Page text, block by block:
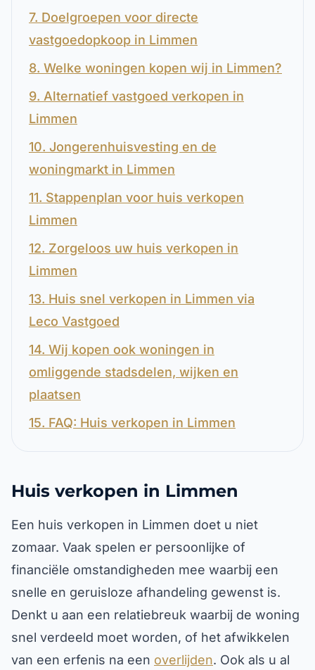
7. Doelgroepen voor directe
vastgoedopkoop in Limmen
8. Welke woningen kopen wij in Limmen?
9. Alternatief vastgoed verkopen in
Limmen
10. Jongerenhuisvesting en de
woningmarkt in Limmen
11. Stappenplan voor huis verkopen
Limmen
12. Zorgeloos uw huis verkopen in
Limmen
13. Huis snel verkopen in Limmen via
Leco Vastgoed
14. Wij kopen ook woningen in
omliggende stadsdelen, wijken en
plaatsen
15. FAQ: Huis verkopen in Limmen
Huis verkopen in Limmen
Een huis verkopen in Limmen doet u niet
zomaar. Vaak spelen er persoonlijke of
financiële omstandigheden mee waarbij een
snelle en geruisloze afhandeling gewenst is.
Denkt u aan een relatiebreuk waarbij de woning
snel verdeeld moet worden, of het afwikkelen
van een erfenis na een overlijden. Ook als u al